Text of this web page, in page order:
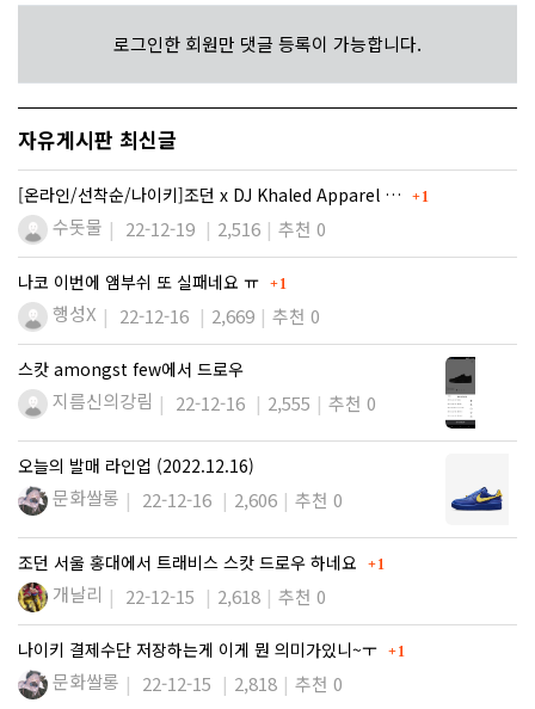
로그인한 회원만 댓글 등록이 가능합니다.
자유게시판 최신글
[온라인/선착순/나이키]조던 x DJ Khaled Apparel … 댓글
1
수돗물 22-12-19 2,516 추천 0
나코 이번에 앰부쉬 또 실패네요 ㅠ 댓글
1
행성X 22-12-16 2,669 추천 0
스캇 amongst few에서 드로우
지름신의강림 22-12-16 2,555 추천 0
오늘의 발매 라인업 (2022.12.16)
문화쌀롱 22-12-16 2,606 추천 0
조던 서울 홍대에서 트래비스 스캇 드로우 하네요 댓글
1
개날리 22-12-15 2,618 추천 0
나이키 결제수단 저장하는게 이게 뭔 의미가있니~ㅜ 댓글
1
문화쌀롱 22-12-15 2,818 추천 0